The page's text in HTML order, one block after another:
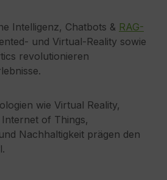
Intelligenz, Chatbots & RAG-
und Virtual‑Reality sowie
revolutionieren
wie Virtual Reality,
of Things,
Nachhaltigkeit prägen den